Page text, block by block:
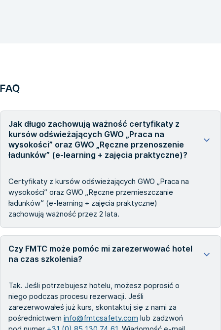
FAQ
Jak długo zachowują ważność certyfikaty z
kursów odświeżających GWO „Praca na
wysokości” oraz GWO „Ręczne przenoszenie
ładunków” (e-learning + zajęcia praktyczne)?
Certyfikaty z kursów odświeżających GWO „Praca na
wysokości” oraz GWO „Ręczne przemieszczanie
ładunków” (e-learning + zajęcia praktyczne)
zachowują ważność przez 2 lata.
Czy FMTC może pomóc mi zarezerwować hotel
na czas szkolenia?
Tak. Jeśli potrzebujesz hotelu, możesz poprosić o
niego podczas procesu rezerwacji. Jeśli
zarezerwowałeś już kurs, skontaktuj się z nami za
pośrednictwem info@fmtcsafety.com lub zadzwoń